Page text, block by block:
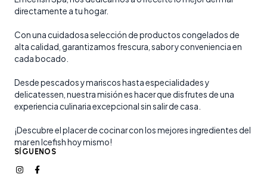
directamente a tu hogar.
Con una cuidadosa selección de productos congelados de
alta calidad, garantizamos frescura, sabor y conveniencia en
cada bocado.
Desde pescados y mariscos hasta especialidades y
delicatessen, nuestra misión es hacer que disfrutes de una
experiencia culinaria excepcional sin salir de casa.
¡Descubre el placer de cocinar con los mejores ingredientes del
mar en Icefish hoy mismo!
SÍGUENOS